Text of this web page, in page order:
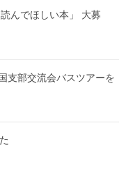
んでほしい本」 大募
支部交流会バスツアーを